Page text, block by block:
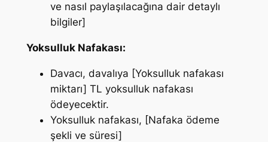
ve nasıl paylaşılacağına dair detaylı
bilgiler]
Yoksulluk Nafakası:
Davacı, davalıya [Yoksulluk nafakası
miktarı] TL yoksulluk nafakası
ödeyecektir.
Yoksulluk nafakası, [Nafaka ödeme
şekli ve süresi]